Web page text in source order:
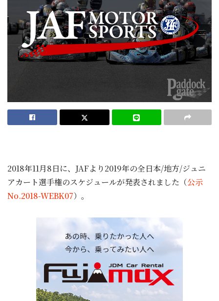
2018年11月8日に、JAFより2019年の全日本/地方/ジュニ
アカート選手権のスケジュールが発表されました（公示
No.2018-WEBK07）。